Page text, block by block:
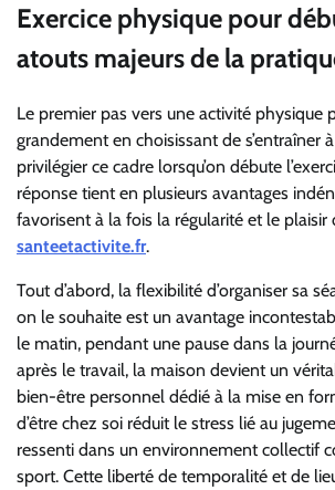
Exercice physique pour
atouts majeurs de la
Le premier pas vers une activité physique
grandement en choisissant de s’entraîner
privilégier ce cadre lorsqu’on débute
réponse tient en plusieurs avantages
favorisent à la fois la régularité et le plaisir
santeetactivite.fr.
Tout d’abord, la flexibilité d’organiser sa
on le souhaite est un avantage
le matin, pendant une pause dans la
après le travail, la maison devient un
bien-être personnel dédié à la mise en
d’être chez soi réduit le stress lié au
ressenti dans un environnement collectif
sport. Cette liberté de temporalité et de